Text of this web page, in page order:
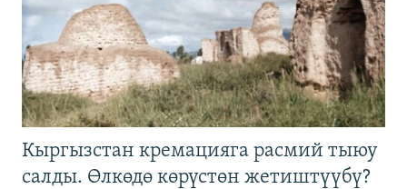
Кыргызстан кремацияга расмий тыюу
салды. Өлкөдө көрүстөн жетиштүүбү?